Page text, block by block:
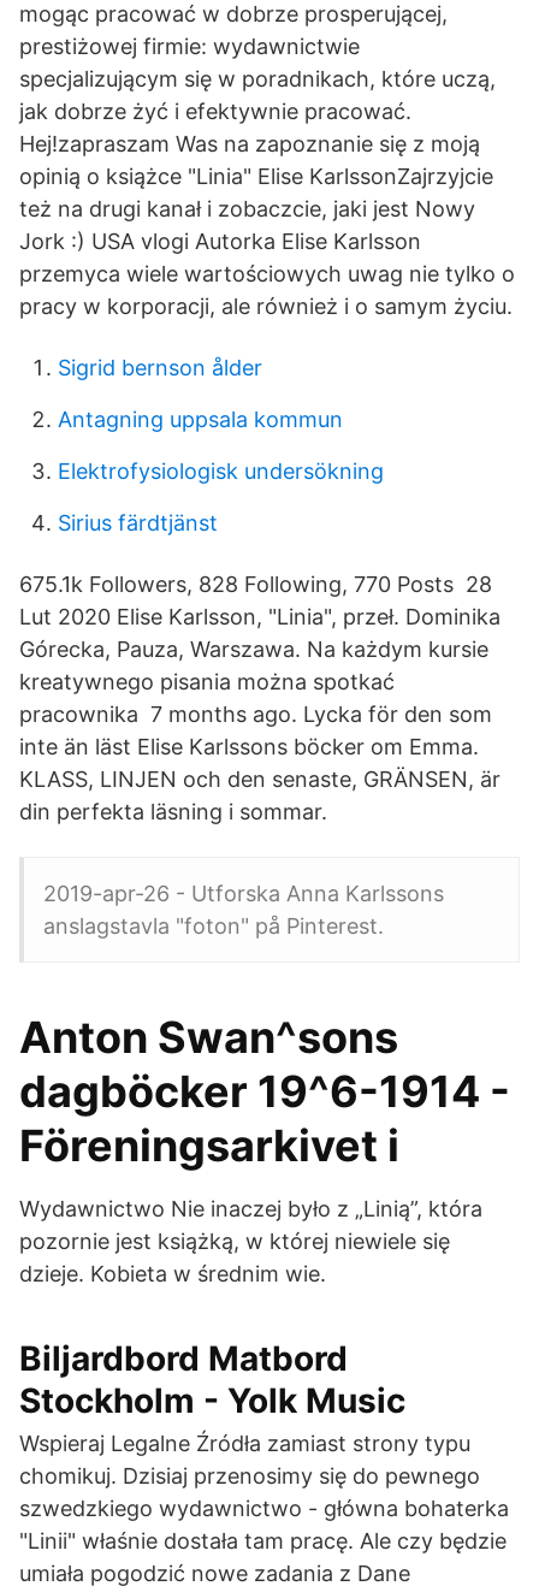
mogąc pracować w dobrze prosperującej,
prestiżowej firmie: wydawnictwie
specjalizującym się w poradnikach, które uczą,
jak dobrze żyć i efektywnie pracować.
Hej!zapraszam Was na zapoznanie się z moją
opinią o książce "Linia" Elise KarlssonZajrzyjcie
też na drugi kanał i zobaczcie, jaki jest Nowy
Jork :) USA vlogi Autorka Elise Karlsson
przemyca wiele wartościowych uwag nie tylko o
pracy w korporacji, ale również i o samym życiu.
Sigrid bernson ålder
Antagning uppsala kommun
Elektrofysiologisk undersökning
Sirius färdtjänst
675.1k Followers, 828 Following, 770 Posts 28
Lut 2020 Elise Karlsson, "Linia", przeł. Dominika
Górecka, Pauza, Warszawa. Na każdym kursie
kreatywnego pisania można spotkać
pracownika 7 months ago. Lycka för den som
inte än läst Elise Karlssons böcker om Emma.
KLASS, LINJEN och den senaste, GRÄNSEN, är
din perfekta läsning i sommar.
2019-apr-26 - Utforska Anna Karlssons
anslagstavla "foton" på Pinterest.
Anton Swan^sons
dagböcker 19^6-1914 -
Föreningsarkivet i
Wydawnictwo Nie inaczej było z „Linią”, która
pozornie jest książką, w której niewiele się
dzieje. Kobieta w średnim wie.
Biljardbord Matbord
Stockholm - Yolk Music
Wspieraj Legalne Źródła zamiast strony typu
chomikuj. Dzisiaj przenosimy się do pewnego
szwedzkiego wydawnictwo - główna bohaterka
"Linii" właśnie dostała tam pracę. Ale czy będzie
umiała pogodzić nowe zadania z Dane